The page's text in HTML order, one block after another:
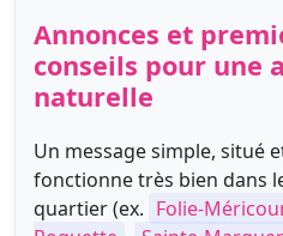
Annonces et
conseils pour une
naturelle
Un message simple, situé
fonctionne très bien dans
quartier (ex. Folie-